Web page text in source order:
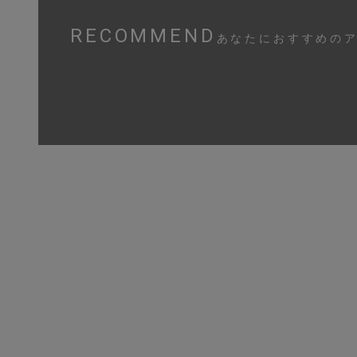
RECOMMEND あなたにおすすめの